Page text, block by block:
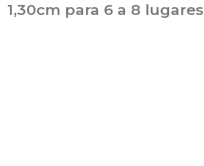
1,30cm para 6 a 8 lugares